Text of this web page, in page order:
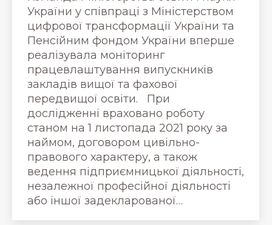
України у співпраці з Міністерством
цифрової трансформації України та
Пенсійним фондом України вперше
реалізувала моніторинг
працевлаштування випускників
закладів вищої та фахової
передвищої освіти. При
дослідженні враховано роботу
станом на 1 листопада 2021 року за
наймом, договором цивільно-
правового характеру, а також
ведення підприємницької діяльності,
незалежної професійної діяльності
або іншої задекларованої…